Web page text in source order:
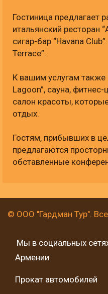
Гостиница предлагает
итальянский ресторан
сигар-бар “Havana
Terrace”.
К вашим услугам
Lagoon”, сауна,
салон красоты,
отдых.
Гостям, прибывших в
предлагаются
обставленные
© ООО "Гардман Тур".
Мы в социальных
Армении
Прокат автомобилей